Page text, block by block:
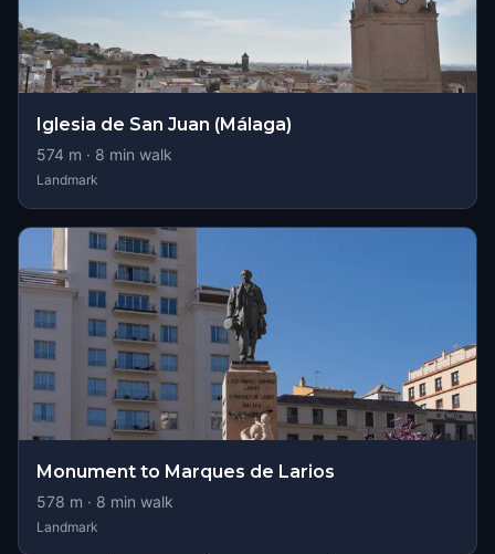
Iglesia de San Juan (Málaga)
574 m · 8 min walk
Landmark
Monument to Marques de Larios
578 m · 8 min walk
Landmark